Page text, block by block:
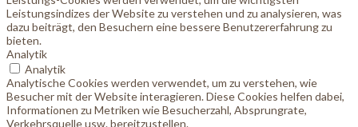
Leistungsindizes der Website zu verstehen und zu analysieren, was
dazu beiträgt, den Besuchern eine bessere Benutzererfahrung zu
bieten.
Analytik
Analytik
Analytische Cookies werden verwendet, um zu verstehen, wie
Besucher mit der Website interagieren. Diese Cookies helfen dabei,
Informationen zu Metriken wie Besucherzahl, Absprungrate,
Verkehrsquelle usw. bereitzustellen.